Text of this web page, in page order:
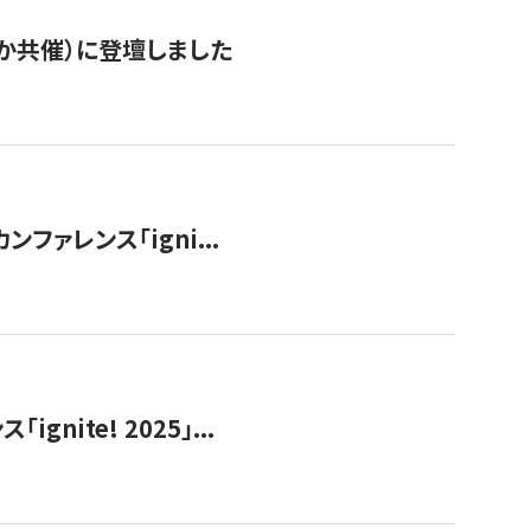
共催）に登壇しました
ファレンス「igni...
「ignite! 2025」...